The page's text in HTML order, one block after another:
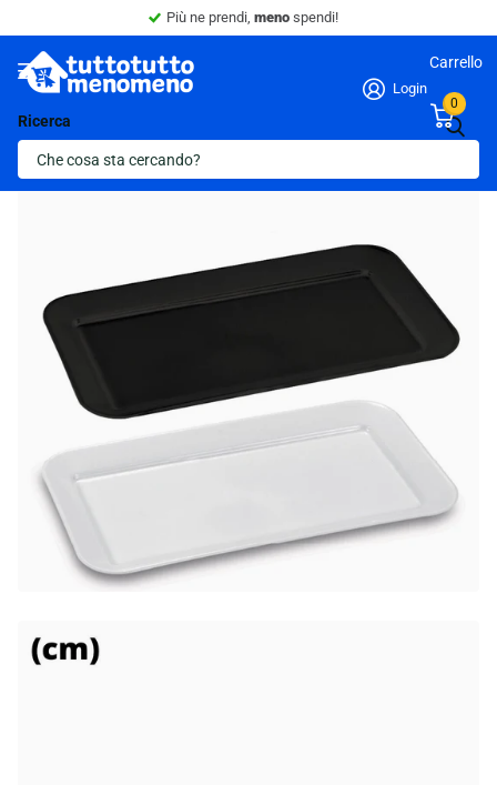
Più ne prendi, meno spendi!
Ricerca
Login
Carrello
0